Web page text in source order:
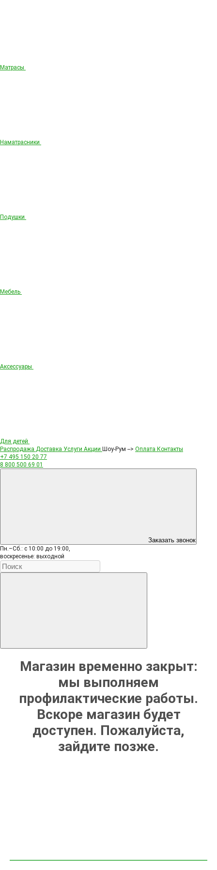
Матрасы
Наматрасники
Подушки
Мебель
Аксессуары
Для детей
Распродажа Доставка Услуги Акции Шоу-Рум --> Оплата Контакты
+7 495 150 20 77
8 800 500 69 01
Заказать звонок
Пн.–Сб.: с 10:00 до 19:00,
воскресенье: выходной
Магазин временно закрыт:
мы выполняем
профилактические работы.
Вскоре магазин будет
доступен. Пожалуйста,
зайдите позже.